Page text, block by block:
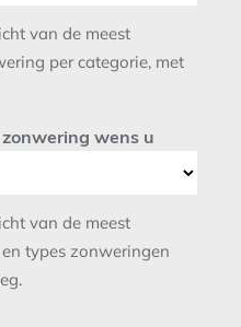
van de meest
per categorie, met
wens u
van de meest
types zonweringen